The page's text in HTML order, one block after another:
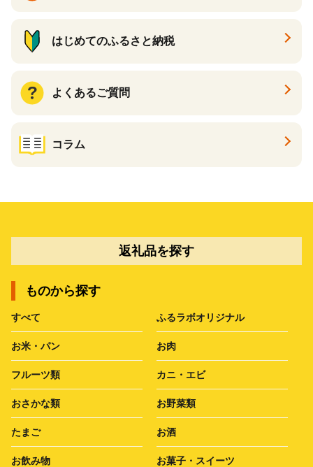
はじめてのふるさと納税
よくあるご質問
コラム
返礼品を探す
ものから探す
すべて ふるラボオリジナル
お米・パン お肉
フルーツ類 カニ・エビ
おさかな類 お野菜類
たまご お酒
お飲み物 お菓子・スイーツ